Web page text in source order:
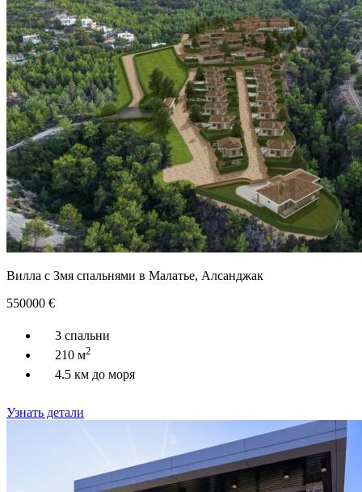
Вилла с 3мя спальнями в Малатье, Алсанджак
550000 €
3 спальни
210 м2
4.5 км до моря
Узнать детали